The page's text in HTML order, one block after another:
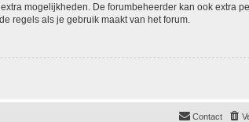
mogelijkheden. De forumbeheerder kan ook extra
regels als je gebruik maakt van het forum.
Contact